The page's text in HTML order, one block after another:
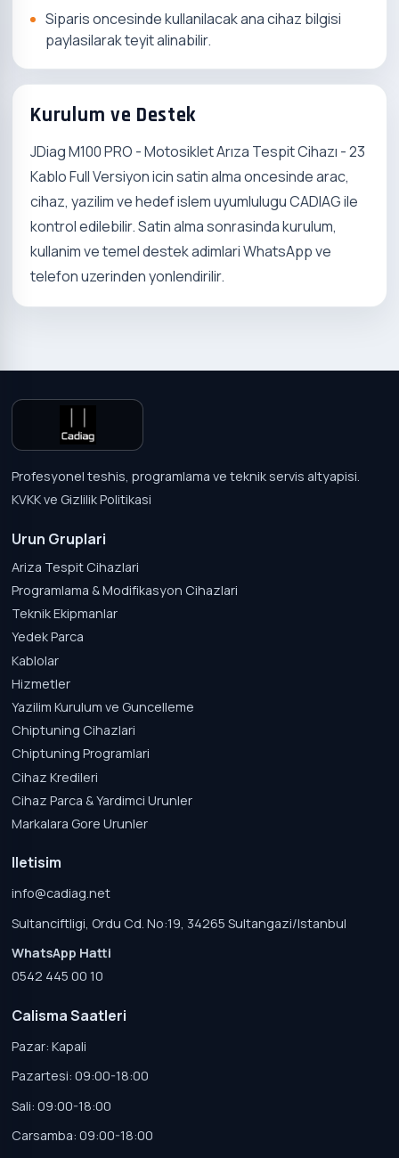
Siparis oncesinde kullanilacak ana cihaz bilgisi
paylasilarak teyit alinabilir.
Kurulum ve Destek
JDiag M100 PRO - Motosiklet Arıza Tespit Cihazı - 23
Kablo Full Versiyon icin satin alma oncesinde arac,
cihaz, yazilim ve hedef islem uyumlulugu CADIAG ile
kontrol edilebilir. Satin alma sonrasinda kurulum,
kullanim ve temel destek adimlari WhatsApp ve
telefon uzerinden yonlendirilir.
Profesyonel teshis, programlama ve teknik servis altyapisi.
KVKK ve Gizlilik Politikasi
Urun Gruplari
Ariza Tespit Cihazlari
Programlama & Modifikasyon Cihazlari
Teknik Ekipmanlar
Yedek Parca
Kablolar
Hizmetler
Yazilim Kurulum ve Guncelleme
Chiptuning Cihazlari
Chiptuning Programlari
Cihaz Kredileri
Cihaz Parca & Yardimci Urunler
Markalara Gore Urunler
Iletisim
info@cadiag.net
Sultanciftligi, Ordu Cd. No:19, 34265 Sultangazi/Istanbul
WhatsApp Hatti
0542 445 00 10
Calisma Saatleri
Pazar: Kapali
Pazartesi: 09:00-18:00
Sali: 09:00-18:00
Carsamba: 09:00-18:00